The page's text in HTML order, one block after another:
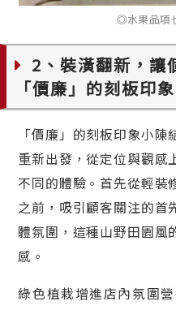
◎水果品項
2、裝潢翻新，讓
「價廉」的刻板印象
「價廉」的刻板印象小
重新出發，從定位與觀感
不同的體驗。首先從輕裝
之前，吸引顧客關注的首
體氛圍，這種山野田園風
感。
綠色植栽增進店內氛圍